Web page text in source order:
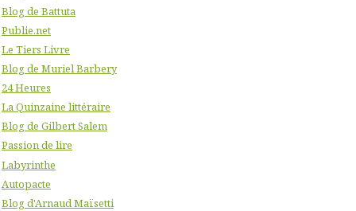
Blog de Battuta
Publie.net
Le Tiers Livre
Blog de Muriel Barbery
24 Heures
La Quinzaine littéraire
Blog de Gilbert Salem
Passion de lire
Labyrinthe
Autopacte
Blog d'Arnaud Maïsetti